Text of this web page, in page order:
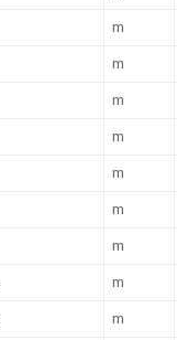
m
m
m
m
m
m
m
m
m